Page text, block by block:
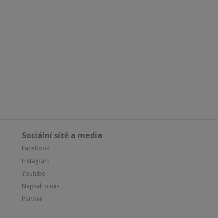
Sociální sítě a media
Facebook
Instagram
Youtube
Napsali o nás
Partneři